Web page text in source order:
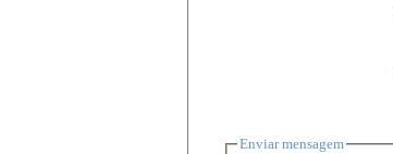
Enviar mensagem